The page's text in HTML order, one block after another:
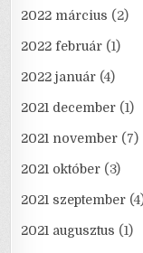
2022 március (2)
2022 február (1)
2022 január (4)
2021 december (1)
2021 november (7)
2021 október (3)
2021 szeptember
2021 augusztus (1)